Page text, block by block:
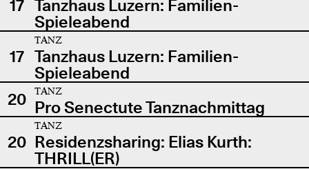
17 Tanzhaus Luzern: Familien-
Spieleabend
17
TANZ
Tanzhaus Luzern: Familien-
Spieleabend
20
TANZ
Pro Senectute Tanznachmittag
20
TANZ
Residenzsharing: Elias Kurth:
THRILL(ER)